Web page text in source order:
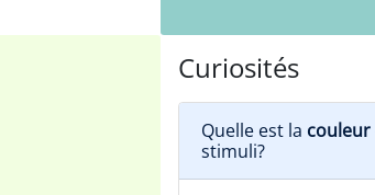
Curiosités
Quelle est la couleur
stimuli?